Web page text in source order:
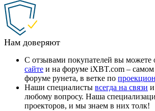
Нам доверяют
С отзывами покупателей вы можете
сайте и на форуме iXBT.com –
форуме рунета, в ветке по
Наши специалисты всегда на связи
любому вопросу. Наша
проекторов, и мы знаем в них толк!